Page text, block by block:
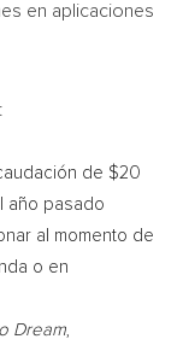
en aplicaciones
de $20
año pasado
al momento de
o en
Dream,